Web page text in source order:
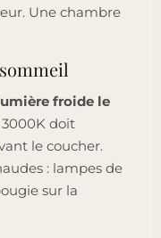
Une chambre
froide le
3000K doit
le coucher.
: lampes de
sur la